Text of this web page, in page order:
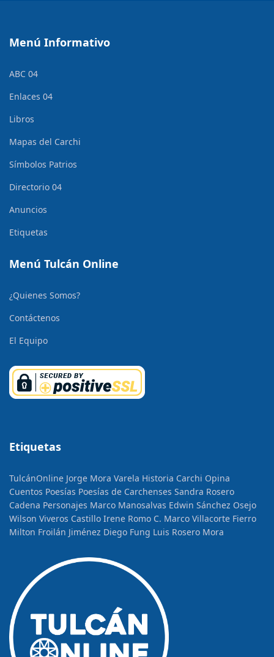
Menú Informativo
ABC 04
Enlaces 04
Libros
Mapas del Carchi
Símbolos Patrios
Directorio 04
Anuncios
Etiquetas
Menú Tulcán Online
¿Quienes Somos?
Contáctenos
El Equipo
Etiquetas
TulcánOnline Jorge Mora Varela Historia Carchi Opina
Cuentos Poesías Poesías de Carchenses Sandra Rosero
Cadena Personajes Marco Manosalvas Edwin Sánchez Osejo
Wilson Viveros Castillo Irene Romo C. Marco Villacorte Fierro
Milton Froilán Jiménez Diego Fung Luis Rosero Mora